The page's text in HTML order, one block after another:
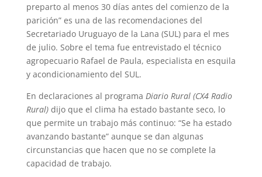
preparto al menos 30 días antes del comienzo de la
parición” es una de las recomendaciones del
Secretariado Uruguayo de la Lana (SUL) para el mes
de julio. Sobre el tema fue entrevistado el técnico
agropecuario Rafael de Paula, especialista en esquila
y acondicionamiento del SUL.
En declaraciones al programa Diario Rural (CX4 Radio
Rural)dijo que el clima ha estado bastante seco, lo
que permite un trabajo más continuo: “Se ha estado
avanzando bastante” aunque se dan algunas
circunstancias que hacen que no se complete la
capacidad de trabajo.